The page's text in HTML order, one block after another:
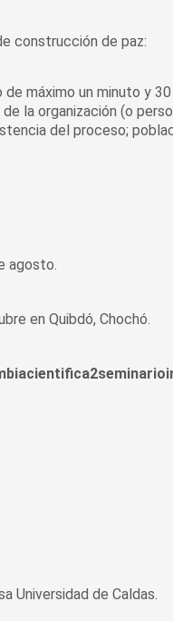
construcción de paz:
máximo un minuto y
la organización (o
del proceso;
agosto.
en Quibdó, Chochó.
Universidad de Caldas.